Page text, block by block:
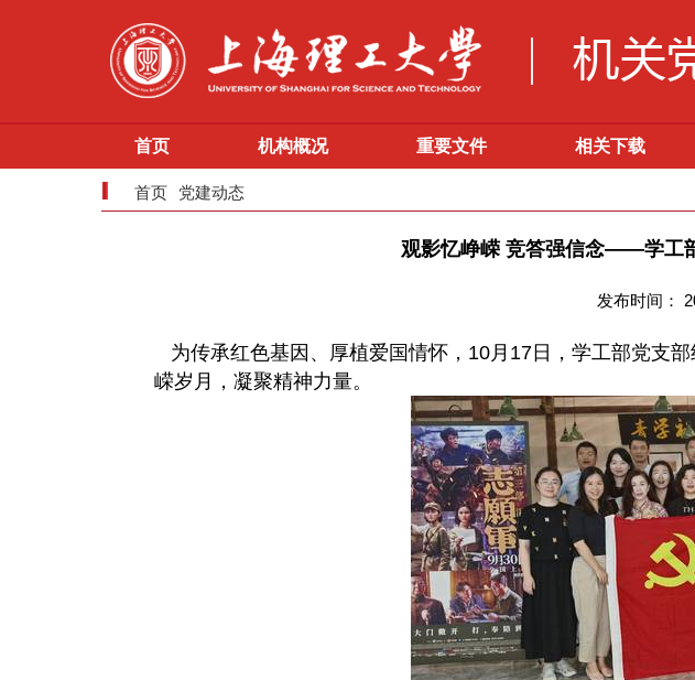
首页 机构概况 重要文件 相关下载
首页 党建动态
观影忆峥嵘 竞答强信念——学工
发布时间：
为传承红色基因、厚植爱国情怀，10月17日，学工部党支
嵘岁月，凝聚精神力量。